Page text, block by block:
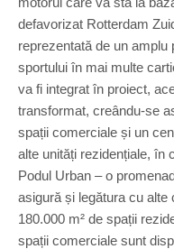
defavorizat Rotterdam
reprezentată de un
sportului în mai multe
va fi integrat în proiect,
transformat, creându-se
spații comerciale și un
alte unități rezidențiale, în
Podul Urban – o
asigură și legătura cu
180.000 m² de spații
spații comerciale sunt